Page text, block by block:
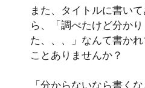
また、タイトルに書い
ら、「調べたけど分か
た、、、」なんて書か
ことありませんか？
「分からないなら書く